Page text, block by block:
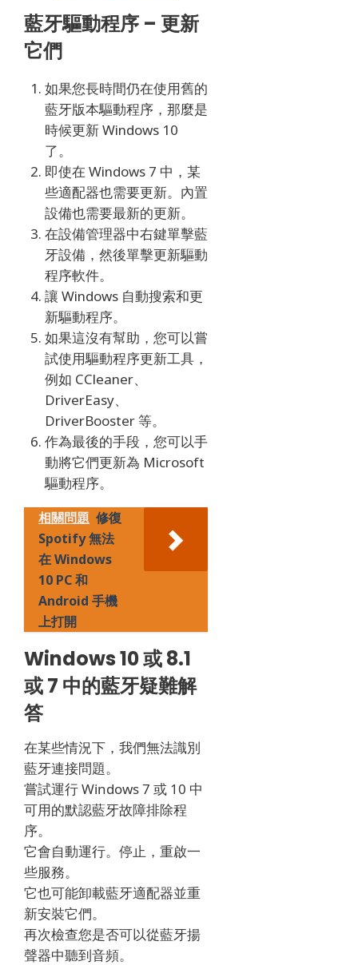
藍牙驅動程序 – 更新
它們
如果您長時間仍在使用舊的
藍牙版本驅動程序，那麼是
時候更新 Windows 10
了。
即使在 Windows 7 中，某
些適配器也需要更新。 內置
設備也需要最新的更新。
在設備管理器中右鍵單擊藍
牙設備，然後單擊更新驅動
程序軟件。
讓 Windows 自動搜索和更
新驅動程序。
如果這沒有幫助，您可以嘗
試使用驅動程序更新工具，
例如 CCleaner、
DriverEasy、
DriverBooster 等。
作為最後的手段，您可以手
動將它們更新為 Microsoft
驅動程序。
相關問題 修復
Spotify 無法
在 Windows
10 PC 和
Android 手機
上打開
Windows 10 或 8.1
或 7 中的藍牙疑難解
答
在某些情況下，我們無法識別
藍牙連接問題。
嘗試運行 Windows 7 或 10 中
可用的默認藍牙故障排除程
序。
它會自動運行。 停止，重啟一
些服務。
它也可能卸載藍牙適配器並重
新安裝它們。
再次檢查您是否可以從藍牙揚
聲器中聽到音頻。